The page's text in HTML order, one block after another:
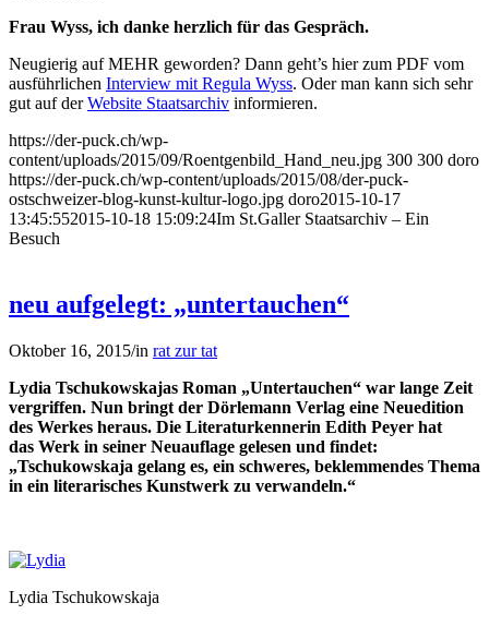
Frau Wyss, ich danke herzlich für das Gespräch.
Neugierig auf MEHR geworden? Dann geht’s hier zum PDF vom
ausführlichen Interview mit Regula Wyss. Oder man kann sich sehr
gut auf derWebsite Staatsarchiv informieren.
https://der-puck.ch/wp-
content/uploads/2015/09/Roentgenbild_Hand_neu.jpg 300 300 doro
https://der-puck.ch/wp-content/uploads/2015/08/der-puck-
ostschweizer-blog-kunst-kultur-logo.jpg doro2015-10-17
13:45:552015-10-18 15:09:24Im St.Galler Staatsarchiv – Ein
Besuch
neu aufgelegt: „untertauchen“
Oktober 16, 2015/in rat zur tat
Lydia Tschukowskajas Roman „Untertauchen“ war lange Zeit
vergriffen. Nun bringt der Dörlemann Verlag eine Neuedition
des Werkes heraus. Die Literaturkennerin Edith Peyer hat
das Werk in seiner Neuauflage gelesen und findet:
„Tschukowskaja gelang es, ein schweres, beklemmendes Thema
in ein literarisches Kunstwerk zu verwandeln.“
Lydia Tschukowskaja